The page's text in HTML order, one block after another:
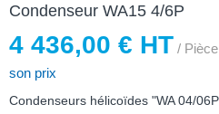
Condenseur WA15 4/6P
4 436,00 € HT / Pièce
son prix
Condenseurs hélicoïdes "WA 04/